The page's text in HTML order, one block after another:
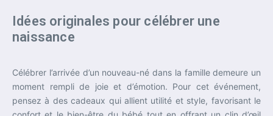
Idées originales pour célébrer une
naissance
Célébrer l’arrivée d’un nouveau-né dans la famille demeure un
moment rempli de joie et d’émotion. Pour cet événement,
pensez à des cadeaux qui allient utilité et style, favorisant le